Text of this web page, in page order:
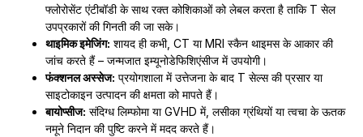
फ्लोरोसेंट एंटीबॉडी के साथ रक्त कोशिकाओं को लेबल करता है ताकि T सेल
उपप्रकारों की गिनती की जा सके।
थाइमिक इमेजिंग: शायद ही कभी, CT या MRI स्कैन थाइमस के आकार की
जांच करते हैं – जन्मजात इम्यूनोडेफिशिएंसीज में उपयोगी।
फंक्शनल अस्सेज: प्रयोगशाला में उत्तेजना के बाद T सेल्स की प्रसार या
साइटोकाइन उत्पादन की क्षमता को मापते हैं।
बायोप्सीज: संदिग्ध लिम्फोमा या GVHD में, लसीका ग्रंथियों या त्वचा के ऊतक
नमूने निदान की पुष्टि करने में मदद करते हैं।